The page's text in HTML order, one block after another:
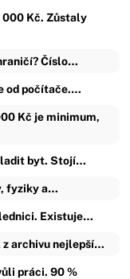
000 Kč. Zůstaly
Číslo…
od počítače.…
Kč je minimum,
byt. Stojí…
fyziky a…
Existuje…
z archivu nejlepší…
práci. 90 %